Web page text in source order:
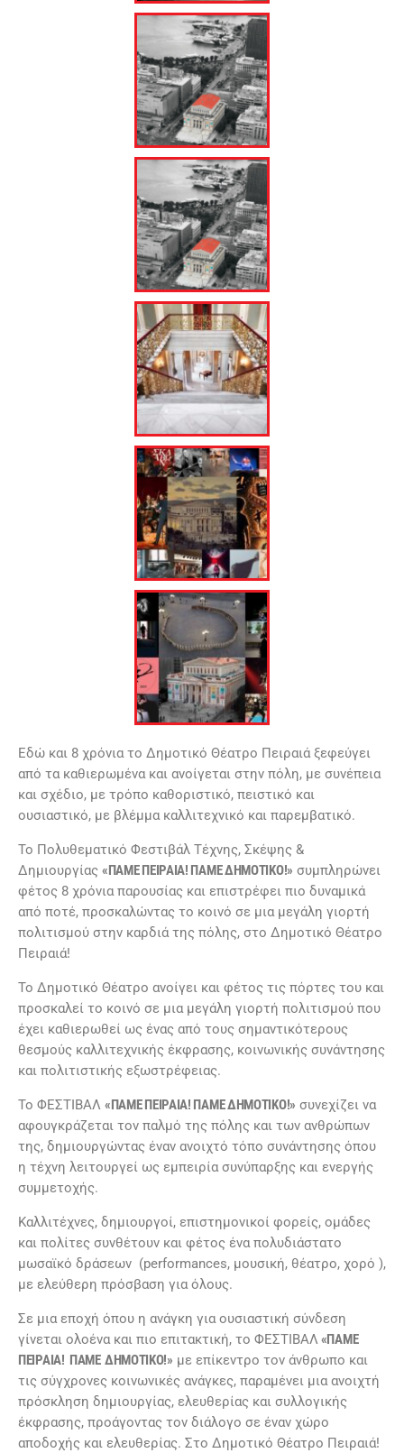
Εδώ και 8 χρόνια το Δημοτικό Θέατρο Πειραιά ξεφεύγει
από τα καθιερωμένα και ανοίγεται στην πόλη, με συνέπεια
και σχέδιο, με τρόπο καθοριστικό, πειστικό και
ουσιαστικό, με βλέμμα καλλιτεχνικό και παρεμβατικό.
Το Πολυθεματικό Φεστιβάλ Τέχνης, Σκέψης &
Δημιουργίας «ΠΑΜΕ ΠΕΙΡΑΙΑ! ΠΑΜΕ ΔΗΜΟΤΙΚΟ!» συμπληρώνει
φέτος 8 χρόνια παρουσίας και επιστρέφει πιο δυναμικά
από ποτέ, προσκαλώντας το κοινό σε μια μεγάλη γιορτή
πολιτισμού στην καρδιά της πόλης, στο Δημοτικό Θέατρο
Πειραιά!
Το Δημοτικό Θέατρο ανοίγει και φέτος τις πόρτες του και
προσκαλεί το κοινό σε μια μεγάλη γιορτή πολιτισμού που
έχει καθιερωθεί ως ένας από τους σημαντικότερους
θεσμούς καλλιτεχνικής έκφρασης, κοινωνικής συνάντησης
και πολιτιστικής εξωστρέφειας.
Το ΦΕΣΤΙΒΑΛ «ΠΑΜΕ ΠΕΙΡΑΙΑ! ΠΑΜΕ ΔΗΜΟΤΙΚΟ!» συνεχίζει να
αφουγκράζεται τον παλμό της πόλης και των ανθρώπων
της, δημιουργώντας έναν ανοιχτό τόπο συνάντησης όπου
η τέχνη λειτουργεί ως εμπειρία συνύπαρξης και ενεργής
συμμετοχής.
Καλλιτέχνες, δημιουργοί, επιστημονικοί φορείς, ομάδες
και πολίτες συνθέτουν και φέτος ένα πολυδιάστατο
μωσαϊκό δράσεων (performances, μουσική, θέατρο, χορό ),
με ελεύθερη πρόσβαση για όλους.
Σε μια εποχή όπου η ανάγκη για ουσιαστική σύνδεση
γίνεται ολοένα και πιο επιτακτική, το ΦΕΣΤΙΒΑΛ«ΠΑΜΕ
ΠΕΙΡΑΙΑ! ΠΑΜΕ ΔΗΜΟΤΙΚΟ!» με επίκεντρο τον άνθρωπο και
τις σύγχρονες κοινωνικές ανάγκες, παραμένει μια ανοιχτή
πρόσκληση δημιουργίας, ελευθερίας και συλλογικής
έκφρασης, προάγοντας τον διάλογο σε έναν χώρο
αποδοχής και ελευθερίας. Στο Δημοτικό Θέατρο Πειραιά!